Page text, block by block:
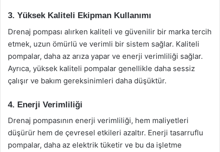
3. Yüksek Kaliteli Ekipman Kullanımı
Drenaj pompası alırken kaliteli ve güvenilir bir marka tercih
etmek, uzun ömürlü ve verimli bir sistem sağlar. Kaliteli
pompalar, daha az arıza yapar ve enerji verimliliği sağlar.
Ayrıca, yüksek kaliteli pompalar genellikle daha sessiz
çalışır ve bakım gereksinimleri daha düşüktür.
4. Enerji Verimliliği
Drenaj pompasının enerji verimliliği, hem maliyetleri
düşürür hem de çevresel etkileri azaltır. Enerji tasarruflu
pompalar, daha az elektrik tüketir ve bu da işletme